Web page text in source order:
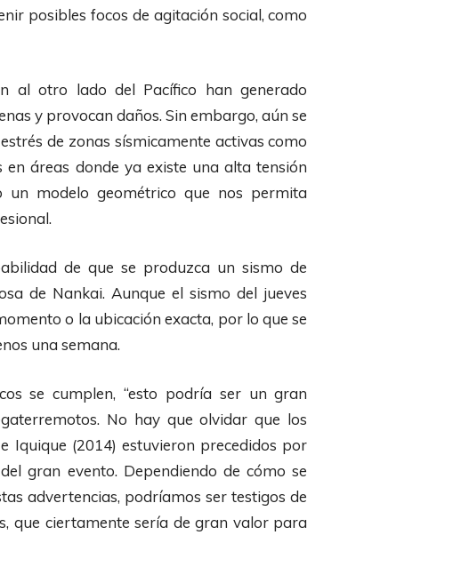
posibles focos de agitación social, como
al otro lado del Pacífico han generado
y provocan daños. Sin embargo, aún se
de zonas sísmicamente activas como
áreas donde ya existe una alta tensión
un modelo geométrico que nos permita
de que se produzca un sismo de
de Nankai. Aunque el sismo del jueves
o la ubicación exacta, por lo que se
una semana.
se cumplen, “esto podría ser un gran
No hay que olvidar que los
Iquique (2014) estuvieron precedidos por
gran evento. Dependiendo de cómo se
advertencias, podríamos ser testigos de
que ciertamente sería de gran valor para